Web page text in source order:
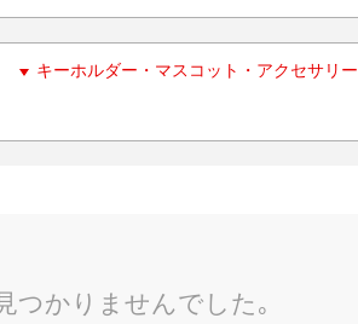
キーホルダー・マスコット・アクセサリー